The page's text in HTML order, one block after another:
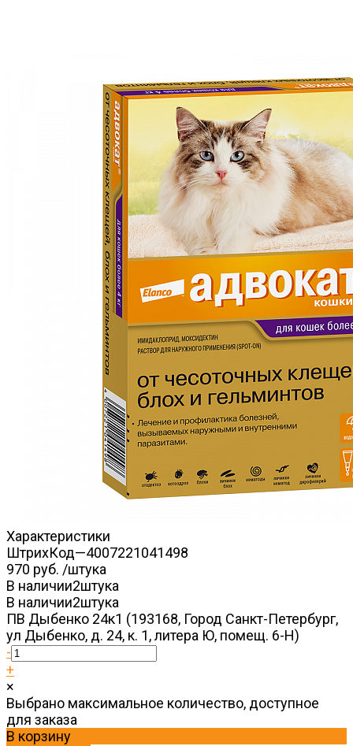
Характеристики
ШтрихКод—4007221041498
970 руб. /штука
В наличии2штука
В наличии2штука
ПВ Дыбенко 24к1 (193168, Город Санкт-Петербург,
ул Дыбенко, д. 24, к. 1, литера Ю, помещ. 6-Н)
-
+
×
Выбрано максимальное количество, доступное
для заказа
В корзину